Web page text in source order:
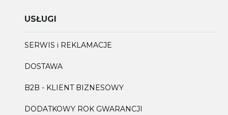
USŁUGI
SERWIS i REKLAMACJE
DOSTAWA
B2B - KLIENT BIZNESOWY
DODATKOWY ROK GWARANCJI